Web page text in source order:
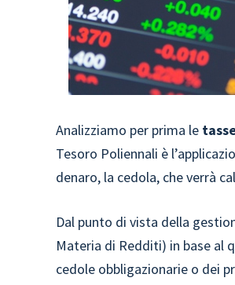
Analizziamo per prima le
Tesoro Poliennali è
denaro, la cedola, che verrà
Dal punto di vista della
Materia di Redditi) in base al
cedole obbligazionarie o dei